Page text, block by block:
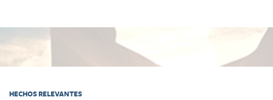
HECHOS RELEVANTES